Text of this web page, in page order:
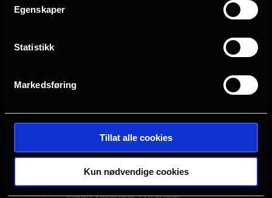
Egenskaper
Statistikk
Markedsføring
Tillat alle cookies
Kun nødvendige cookies
Sjanger
Adventure
Distributør
Ingen visninger i Arendal